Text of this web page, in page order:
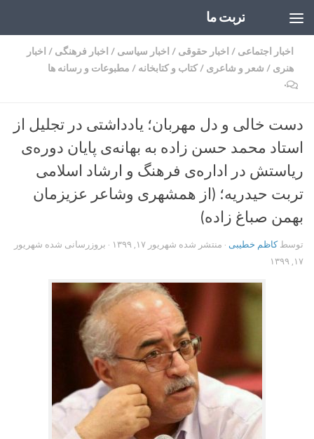
تربت ما
اخبار اجتماعی / اخبار حقوقی / اخبار سیاسی / اخبار فرهنگی / اخبار
هنری / شعر و شاعری /کتاب و کتابخانه / مطبوعات و رسانه ها
۰
دست خالی و دل مهربان؛ یادداشتی در تجلیل از
استاد محمد حسن زاده به بهانه‌ی پایان دوره‌ی
ریاستش در اداره‌ی فرهنگ و ارشاد اسلامی
تربت حیدریه؛ (از همشهری وشاعر عزیزمان
بهمن صباغ زاده)
توسطکاظم خطیبی · منتشر شده شهریور ۱۷, ۱۳۹۹ · بروزرسانی شده شهریور
۱۷, ۱۳۹۹